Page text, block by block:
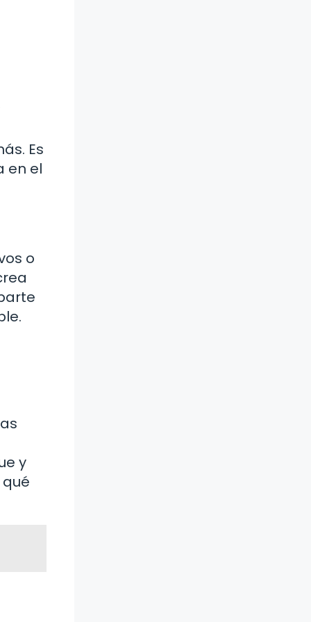
Es
en el
o
y